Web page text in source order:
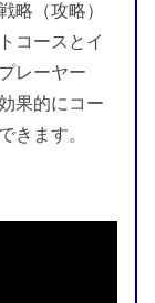
略（攻略）
コースとイ
レーヤー
果的にコー
きます。